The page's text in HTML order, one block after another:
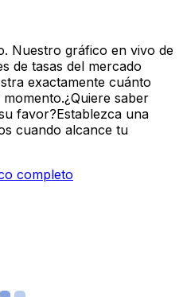
Nuestro gráfico en vivo de
de tasas del mercado
exactamente cuánto
saber
favor?Establezca una
cuando alcance tu
completo